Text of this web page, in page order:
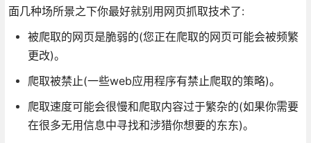
面几种场所景之下你最好就别用网页抓取技术了:
被爬取的网页是脆弱的(您正在爬取的网页可能会被频繁
更改)。
爬取被禁止(一些web应用程序有禁止爬取的策略)。
爬取速度可能会很慢和爬取内容过于繁杂的(如果你需要
在很多无用信息中寻找和涉猎你想要的东东)。